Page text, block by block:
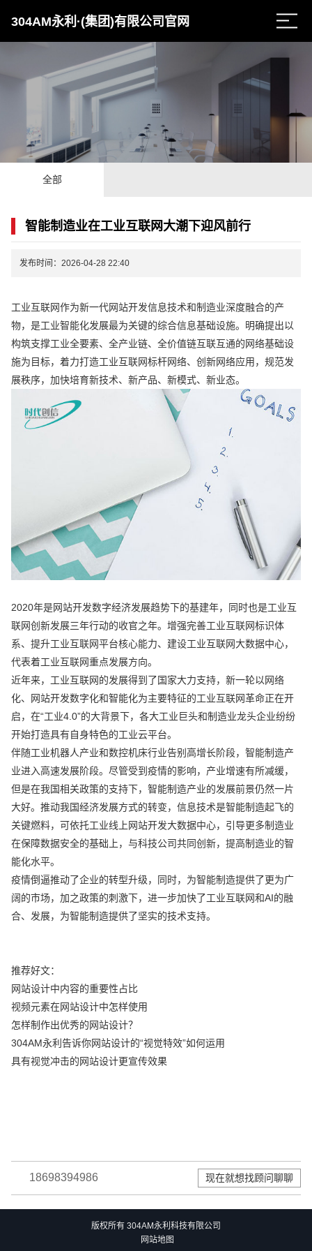
304AM永利·(集团)有限公司官网
全部
智能制造业在工业互联网大潮下迎风前行
发布时间：2026-04-28 22:40
工业互联网作为新一代网站开发信息技术和制造业深度融合的产
物，是工业智能化发展最为关键的综合信息基础设施。明确提出以
构筑支撑工业全要素、全产业链、全价值链互联互通的网络基础设
施为目标，着力打造工业互联网标杆网络、创新网络应用，规范发
展秩序，加快培育新技术、新产品、新模式、新业态。
2020年是网站开发数字经济发展趋势下的基建年，同时也是工业互
联网创新发展三年行动的收官之年。增强完善工业互联网标识体
系、提升工业互联网平台核心能力、建设工业互联网大数据中心，
代表着工业互联网重点发展方向。
近年来，工业互联网的发展得到了国家大力支持，新一轮以网络
化、网站开发数字化和智能化为主要特征的工业互联网革命正在开
启，在“工业4.0”的大背景下，各大工业巨头和制造业龙头企业纷纷
开始打造具有自身特色的工业云平台。
伴随工业机器人产业和数控机床行业告别高增长阶段，智能制造产
业进入高速发展阶段。尽管受到疫情的影响，产业增速有所减缓，
但是在我国相关政策的支持下，智能制造产业的发展前景仍然一片
大好。推动我国经济发展方式的转变，信息技术是智能制造起飞的
关键燃料，可依托工业线上网站开发大数据中心，引导更多制造业
在保障数据安全的基础上，与科技公司共同创新，提高制造业的智
能化水平。
疫情倒逼推动了企业的转型升级，同时，为智能制造提供了更为广
阔的市场，加之政策的刺激下，进一步加快了工业互联网和AI的融
合、发展，为智能制造提供了坚实的技术支持。
推荐好文：
网站设计中内容的重要性占比
视频元素在网站设计中怎样使用
怎样制作出优秀的网站设计？
304AM永利告诉你网站设计的“视觉特效”如何运用
具有视觉冲击的网站设计更宣传效果
18698394986 现在就想找顾问聊聊
版权所有 304AM永利科技有限公司
网站地图